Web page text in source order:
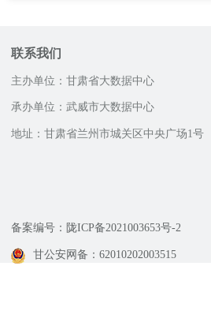
联系我们
主办单位：甘肃省大数据中心
承办单位：武威市大数据中心
地址：甘肃省兰州市城关区中央广场1号
备案编号：陇ICP备2021003653号-2
甘公安网备：62010202003515